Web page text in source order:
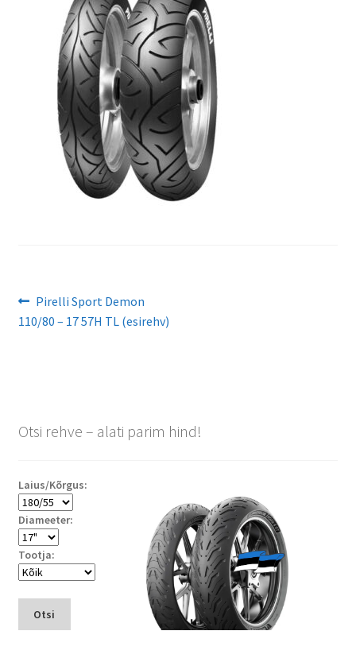
Kontakt
Navigeerimine
Eelmine
postitus:
Pirelli Sport Demon
110/80 – 17 57H TL (esirehv)
Otsi rehve – alati parim hind!
Laius/Kõrgus:
Diameeter:
Tootja:
Otsi